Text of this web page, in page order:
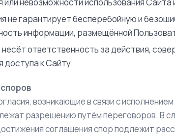
или невозможности использования Сайта
не гарантирует бесперебойную и
информации, размещённой
ответственность за действия,
доступа к Сайту.
возникающие в связи с
разрешению путём переговоров. В
соглашения спор подлежит